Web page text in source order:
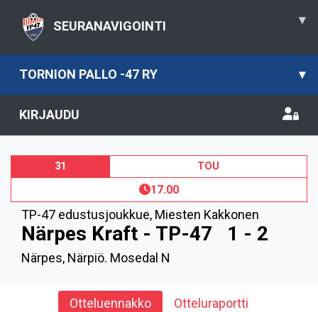
SEURANAVIGOINTI ▾
TORNION PALLO -47 RY ▾
KIRJAUDU
31 TOU
17.00
TP-47 edustusjoukkue, Miesten Kakkonen
Närpes Kraft - TP-47 1 - 2
Närpes, Närpiö. Mosedal N
Otteluennakko Otteluraportti